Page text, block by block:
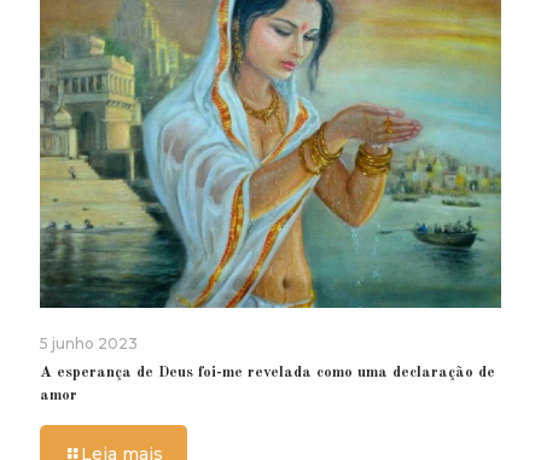
5 junho 2023
A esperança de Deus foi-me revelada como uma declaração de
amor
Leia mais